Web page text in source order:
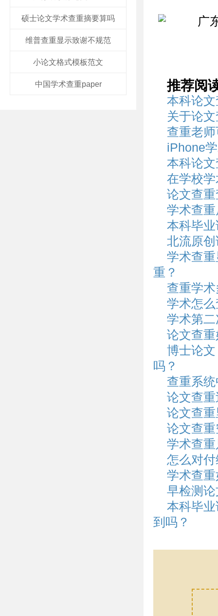
硕士论文学术查重摘要算吗
维普查重显示致谢不规范
小论文格式模板范文
中国学术查重paper 推荐阅
本科论
关于论
查重老
iPhone
本科论
在学校
论文查
学术查
本科毕
北流原
学术查
重？
查重学
学术怎
学术第
论文查
博士论
吗？
查重系
论文查
论文查
论文查
学术查
怎么对
学术查
早检测
本科毕
到吗？